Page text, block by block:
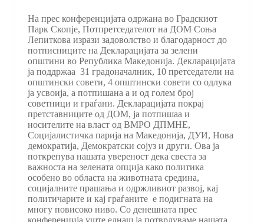
На прес конференцијата одржана во Градскиот
Парк Скопје, Потпретседателот на ДОМ Соња
Лепиткова изрази задоволство и благодарност до
потписниците на Декларацијата за зелени
општини во Република Македонија. Декларацијата
ја поддржаа 31 градоначалник, 10 претседатели на
општински совети, 4 општински совети со одлука
ја усвоија, а потпишана а и од голем број
советници и граѓани. Декларацијата покрај
претставниците од ДОМ, ја потпишаа и
носителите на власт од ВМРО ДПМНЕ,
Социјалистичка парија на Македонија, ДУИ, Нова
демократија, Демократски сојуз и други. Ова ја
поткрепува нашата увереност дека свеста за
важноста на зелената опција како политика
особено во областа на животната средина,
социјалните прашања и одржливиот развој, кај
политичарите и кај граѓаните е подигната на
многу повисоко ниво. Со денешната прес